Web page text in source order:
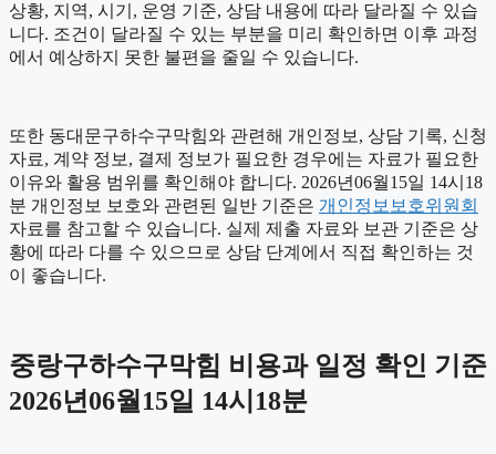
상황, 지역, 시기, 운영 기준, 상담 내용에 따라 달라질 수 있습
니다. 조건이 달라질 수 있는 부분을 미리 확인하면 이후 과정
에서 예상하지 못한 불편을 줄일 수 있습니다.
또한 동대문구하수구막힘와 관련해 개인정보, 상담 기록, 신청
자료, 계약 정보, 결제 정보가 필요한 경우에는 자료가 필요한
이유와 활용 범위를 확인해야 합니다. 2026년06월15일 14시18
분 개인정보 보호와 관련된 일반 기준은 개인정보보호위원회
자료를 참고할 수 있습니다. 실제 제출 자료와 보관 기준은 상
황에 따라 다를 수 있으므로 상담 단계에서 직접 확인하는 것
이 좋습니다.
중랑구하수구막힘 비용과 일정 확인 기준
2026년06월15일 14시18분